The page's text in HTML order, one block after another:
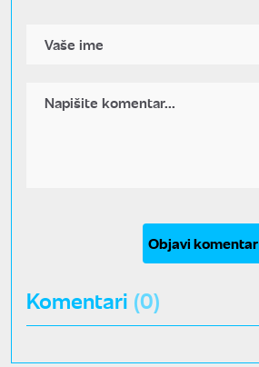
Objavi komentar
Komentari (0)